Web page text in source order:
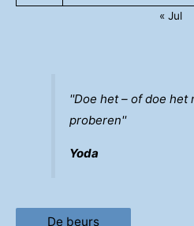
« Jul
''Doe het – of doe het
proberen''
Yoda
De beurs